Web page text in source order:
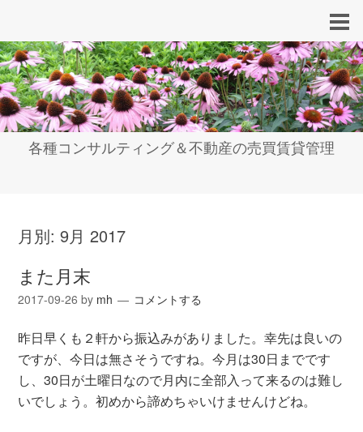
各種コンサルティング＆不動産の売買賃貸管理
月別:9月 2017
また月末
2017-09-26 by mh コメントする
昨日早くも２軒から振込みがありました。幸先は良いの
ですが、今日は無さそうですね。今月は30日までです
し、30日が土曜日なので月内に全部入って来るのは難し
いでしょう。初めから諦めちゃいけませんけどね。